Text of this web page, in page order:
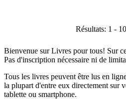
Résultats: 1 -
Bienvenue sur Livres pour tous! Sur
Pas d'inscription nécessaire ni de
Tous les livres peuvent être lus en
la plupart d'entre eux directement sur
tablette ou smartphone.